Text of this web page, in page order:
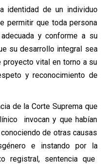
identidad de un individuo
permitir que toda persona
y conforme a su
su desarrollo integral sea
proyecto vital en torno a su
y reconocimiento de
de la Corte Suprema que
invocan y que habían
de otras causas
e instando por la
registral, sentencia que